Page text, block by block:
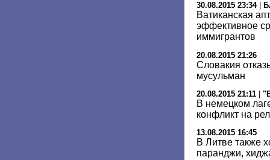
30.08.2015 23:34|
Ватиканская
эффективное
иммигрантов
20.08.2015 21:26
Словакия
мусульман
20.08.2015 21:11
В немецком
конфликт на
13.08.2015 16:45
В Литве также
паранджи,